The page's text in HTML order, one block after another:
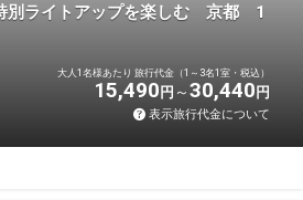
別ライトアップを楽しむ 京都 1
大人1名様あたり 旅行代金（1～3名1室・税込）
15,490 円 30,440 円
表示旅行代金について